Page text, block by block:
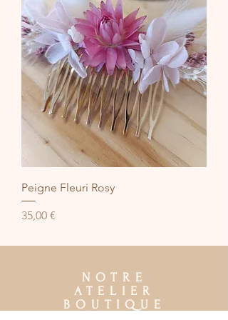
Peigne Fleuri Rosy
Prix
35,00 €
NOTRE
ATELIER
BOUTIQUE